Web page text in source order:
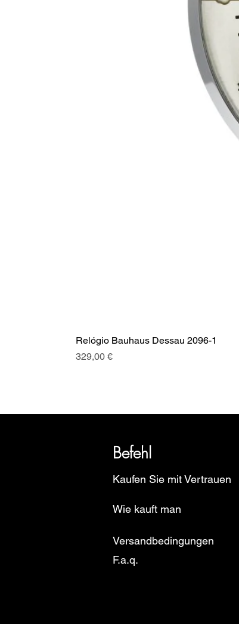
Relógio Bauhaus Dessau 2096-1
Preis
329,00 €
Befehl
Kaufen Sie mit Vertrauen
Wie kauft man
Versandbedingungen
F.a.q.